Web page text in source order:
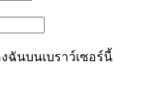
ฉันบนเบราว์เซอร์นี้